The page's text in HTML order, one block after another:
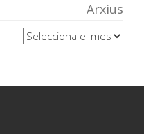
Arxius
Arxius